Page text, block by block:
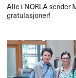
Alle i NORLAsender
gratulasjoner!